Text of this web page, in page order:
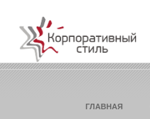
ГЛАВНАЯ